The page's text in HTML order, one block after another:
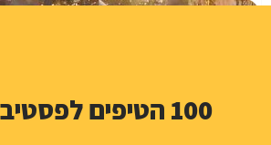
100 הטיפים לפסטיבל ראשון